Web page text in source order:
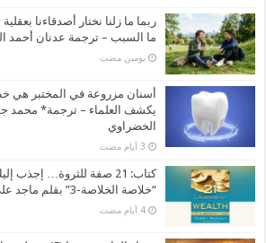
ربما ما زلنا نختار أصدقاءنا
ما السبب – ترجمة عدنان أحمد
‏يومين مضت
أسنان مزروعة في المختبر هي
يكشف العلماء – ترجمة* محمد
الخضراوي
كتاب: 21 صفة للثروة…
“خلاصة الخلاصة-3” بقلم ماجد علي المزين
‏4 أيام مضت